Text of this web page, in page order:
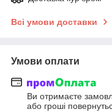
Всі умови доставки
Умови оплати
Ви отримаєте
або гроші